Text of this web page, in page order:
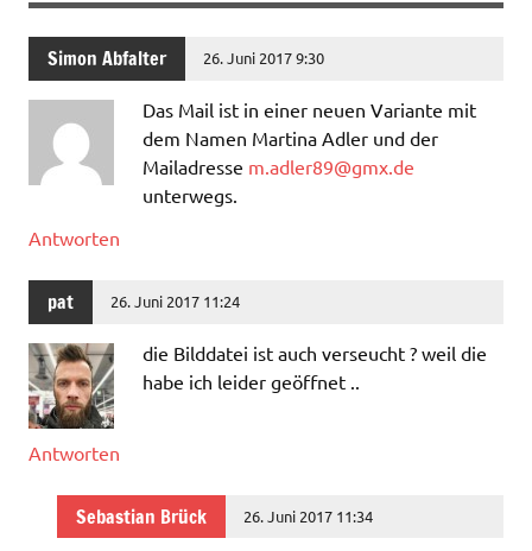
Simon Abfalter 26. Juni 2017 9:30
Das Mail ist in einer neuen Variante mit
dem Namen Martina Adler und der
Mailadresse m.adler89@gmx.de
unterwegs.
Antworten
pat 26. Juni 2017 11:24
die Bilddatei ist auch verseucht ? weil die
habe ich leider geöffnet ..
Antworten
Sebastian Brück 26. Juni 2017 11:34